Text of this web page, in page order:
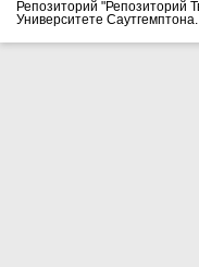
Репозиторий "Репозиторий
Университете Саутгемптона.